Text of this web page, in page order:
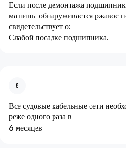
Если после демонтажа
машины обнаруживается ржавое
свидетельствует о:
Слабой посадке подшипника.
8
Все судовые кабельные сети
реже одного раза в
6 месяцев